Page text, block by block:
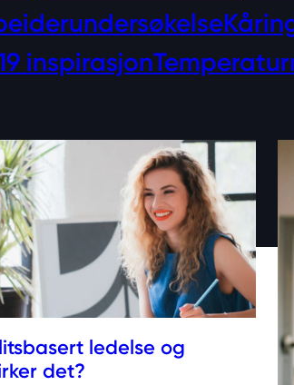
inspirasjon
ledelse og
det?